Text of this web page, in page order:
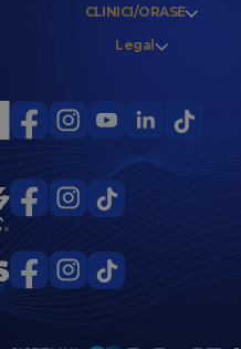
CLINICI/ORASE
Legal